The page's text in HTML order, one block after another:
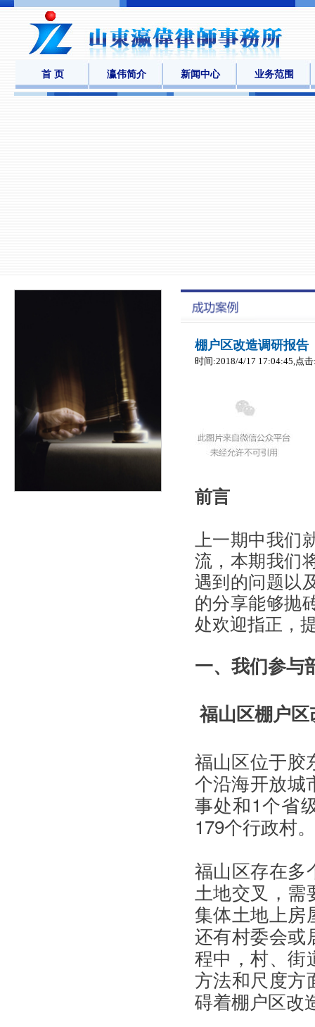
首 页 瀛伟简介 新闻中心 业务范围
棚户区改造调研报告
时间:2018/4/17 17:04:45,点
前言
上一期中我们
流，本期我们
遇到的问题以
的分享能够抛
处欢迎指正，
一、我们参与
福山区棚户
福山区位于胶
个沿海开放城
事处和1个省
179个行政村。
福山区存在多
土地交叉，需
集体土地上房
还有村委会或
程中，村、街
方法和尺度方
碍着棚户区改